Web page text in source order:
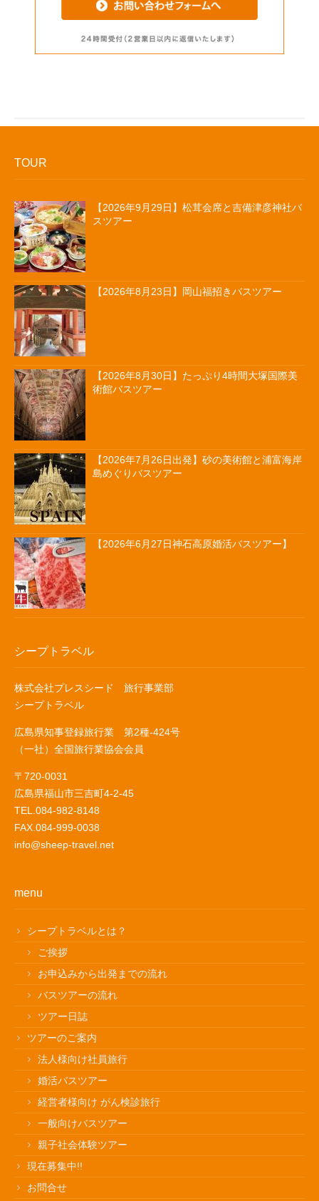
TOUR
【2026年9月29日】松茸会席と吉備津彦神社バ
スツアー
【2026年8月23日】岡山福招きバスツアー
【2026年8月30日】たっぷり4時間大塚国際美
術館バスツアー
【2026年7月26日出発】砂の美術館と浦富海岸
島めぐりバスツアー
【2026年6月27日神石高原婚活バスツアー】
シープトラベル
株式会社プレスシード 旅行事業部
シープトラベル
広島県知事登録旅行業 第2種-424号
（一社）全国旅行業協会会員
〒720-0031
広島県福山市三吉町4-2-45
TEL.084-982-8148
FAX.084-999-0038
info@sheep-travel.net
menu
シープトラベルとは？
ご挨拶
お申込みから出発までの流れ
バスツアーの流れ
ツアー日誌
ツアーのご案内
法人様向け社員旅行
婚活バスツアー
経営者様向け がん検診旅行
一般向けバスツアー
親子社会体験ツアー
現在募集中!!
お問合せ